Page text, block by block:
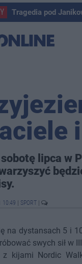
Tragedia pod
lipca w
10:49 SPORT
na dystansach 5 i
swych sił w
z kijami Nordic